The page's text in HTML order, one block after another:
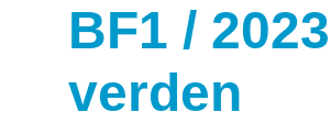
BF1 /
verden